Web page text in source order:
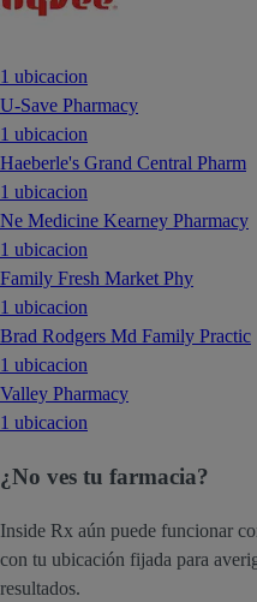
1 ubicacion
U-Save Pharmacy
1 ubicacion
Haeberle's Grand Central Pharm
1 ubicacion
Ne Medicine Kearney Pharmacy
1 ubicacion
Family Fresh Market Phy
1 ubicacion
Brad Rodgers Md Family Practic
1 ubicacion
Valley Pharmacy
1 ubicacion
¿No ves tu farmacia?
Inside Rx aún puede funcionar
con tu ubicación fijada para
resultados.